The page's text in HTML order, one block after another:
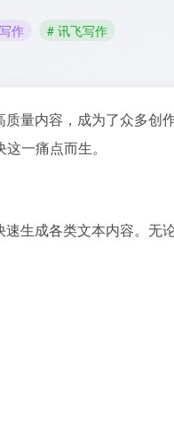
作 # 讯飞写作
量内容，成为了众多创作
一痛点而生。
速生成各类文本内容。无